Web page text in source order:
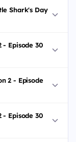
Shark's Day
- Episode 30
2 - Episode
- Episode 30